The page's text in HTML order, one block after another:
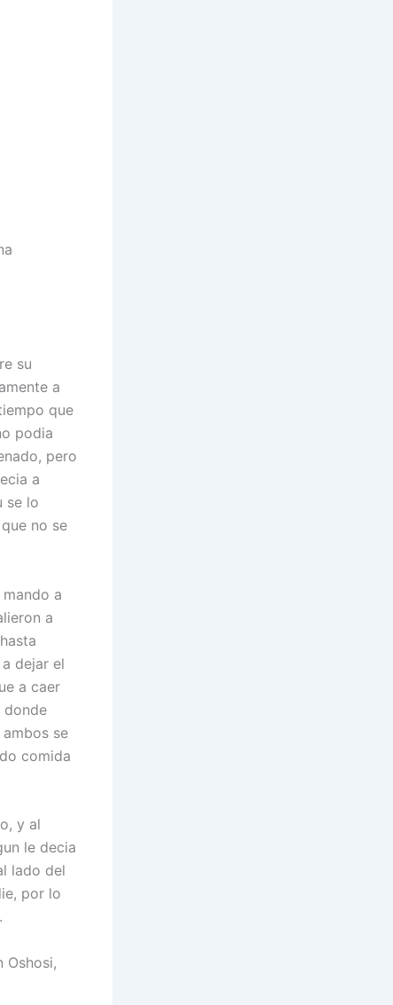
su
a
que
podia
pero
a
se lo
no se
a
a
dejar el
a caer
donde
se
comida
y al
le decia
lado del
por lo
Oshosi,